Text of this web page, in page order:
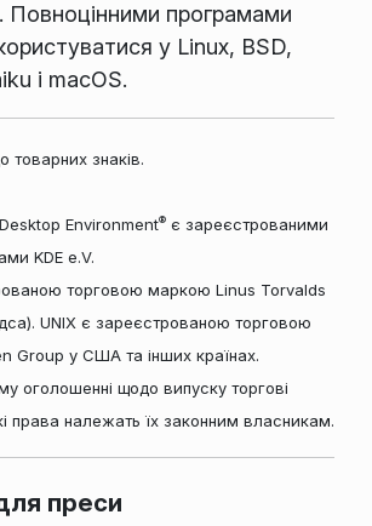
Повноцінними програмами
у Linux, BSD,
і macOS.
знаків.
Environment®є зареєстрованими
KDE e.V.
торговою маркою Linus Torvalds
UNIX є зареєстрованою торговою
Group у США та інших країнах.
оголошенні щодо випуску торгові
права належать їх законним власникам.
преси